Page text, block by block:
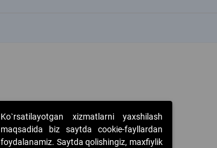
Ko`rsatilayotgan xizmatlarni yaxshilash
maqsadida biz saytda cookie-fayllardan
foydalanamiz. Saytda qolishingiz, maxfiylik